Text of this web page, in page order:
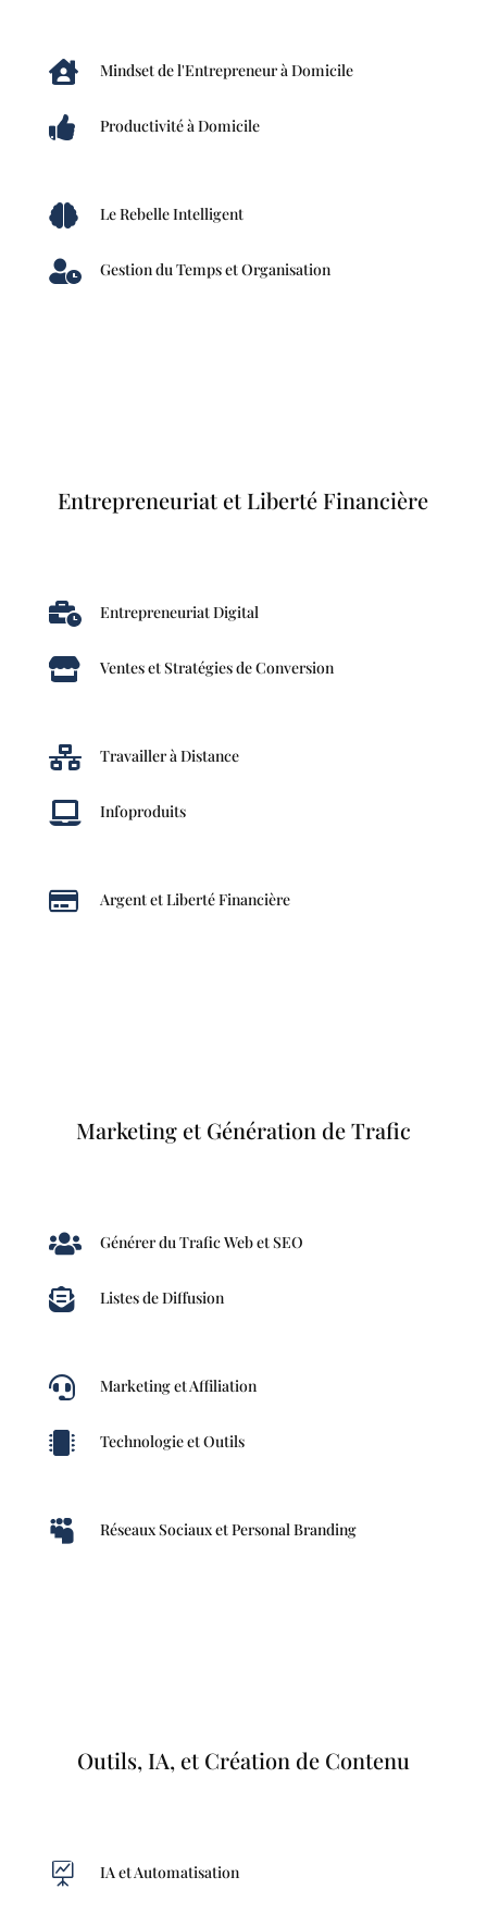
 Mindset de l'Entrepreneur à Domicile
 Productivité à Domicile
 Le Rebelle Intelligent
 Gestion du Temps et Organisation
Entrepreneuriat et Liberté Financière
 Entrepreneuriat Digital
 Ventes et Stratégies de Conversion
 Travailler à Distance
 Infoproduits
 Argent et Liberté Financière
Marketing et Génération de Trafic
 Générer du Trafic Web et SEO
 Listes de Diffusion
 Marketing et Affiliation
 Technologie et Outils
 Réseaux Sociaux et Personal Branding
Outils, IA, et Création de Contenu
 IA et Automatisation